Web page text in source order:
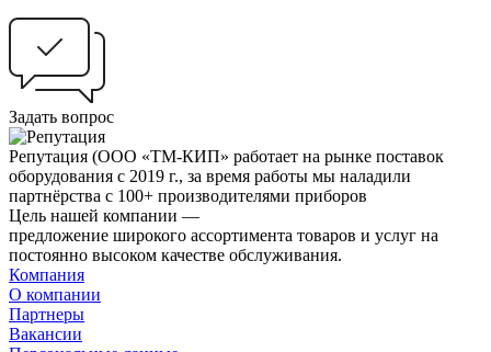
Задать вопрос
Репутация (ООО «ТМ-КИП» работает на рынке поставок
оборудования с 2019 г., за время работы мы наладили
партнёрства с 100+ производителями приборов
Цель нашей компании —
предложение широкого ассортимента товаров и услуг на
постоянно высоком качестве обслуживания.
Компания
О компании
Партнеры
Вакансии